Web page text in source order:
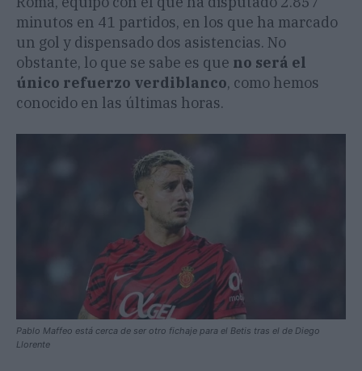
minutos en 41 partidos, en los que ha marcado
un gol y dispensado dos asistencias. No
obstante, lo que se sabe es que no será el
único refuerzo verdiblanco, como hemos
conocido en las últimas horas.
Pablo Maffeo está cerca de ser otro fichaje para el Betis tras el de Diego
Llorente